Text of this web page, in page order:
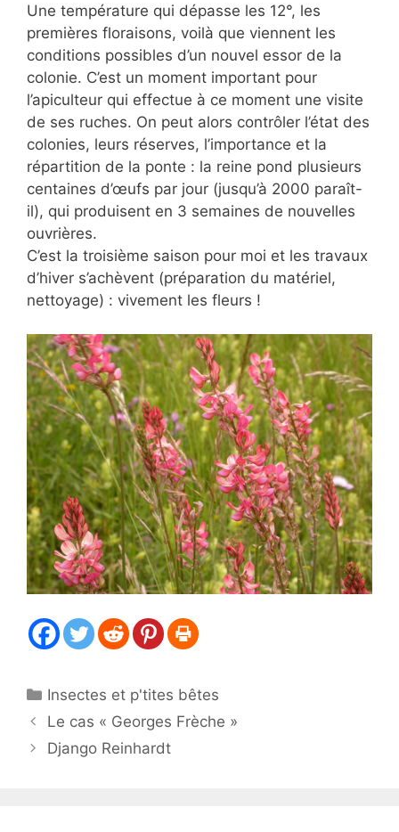
Une température qui dépasse les 12°, les
premières floraisons, voilà que viennent les
conditions possibles d’un nouvel essor de la
colonie. C’est un moment important pour
l’apiculteur qui effectue à ce moment une visite
de ses ruches. On peut alors contrôler l’état des
colonies, leurs réserves, l’importance et la
répartition de la ponte : la reine pond plusieurs
centaines d’œufs par jour (jusqu’à 2000 paraît-
il), qui produisent en 3 semaines de nouvelles
ouvrières.
C’est la troisième saison pour moi et les travaux
d’hiver s’achèvent (préparation du matériel,
nettoyage) : vivement les fleurs !
Catégories
Insectes et p'tites bêtes
Le cas « Georges Frèche »
Django Reinhardt